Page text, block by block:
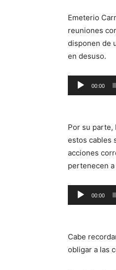
Emeterio
reuniones
disponen de
en desuso.
Reproductor
de
00:00
Por su parte,
estos cables
acciones
pertenecen
Reproductor
de
00:00
Cabe
obligar a las